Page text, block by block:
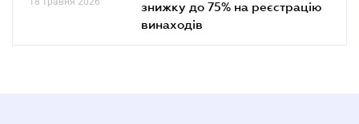
знижку до 75% на реєстрацію
винаходів